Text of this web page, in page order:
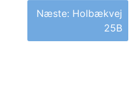
Næste: Holbækvej
25B